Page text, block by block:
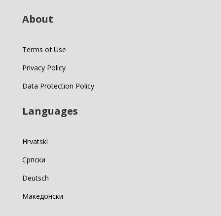
About
Terms of Use
Privacy Policy
Data Protection Policy
Languages
Hrvatski
Српски
Deutsch
Македонски